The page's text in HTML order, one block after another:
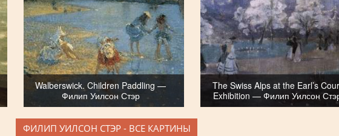
Walberswick. Children Paddling —
Филип Уилсон Стэр
The Swiss Alps at the Earl’s
Exhibition — Филип Уилсон
ФИЛИП УИЛСОН СТЭР - ВСЕ КАРТИНЫ